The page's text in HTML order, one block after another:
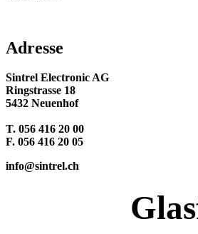
Adresse
Sintrel Electronic AG
Ringstrasse 18
5432 Neuenhof
T. 056 416 20 00
F. 056 416 20 05
info@sintrel.ch